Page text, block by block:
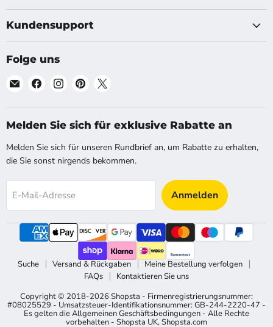
Kundensupport
Folge uns
Finde
auf
E-
Finde
auf
Facebook
Finde
auf
Instagram
Finde
auf
Pinterest
auf
X
Melden Sie sich für exklusive Rabatte an
Melden Sie sich für unseren Rundbrief an, um Rabatte zu erhalten,
die Sie sonst nirgends bekommen.
E-Mail-Adresse Anmelden
Suche Versand & Rückgaben
Meine Bestellung verfolgen
FAQs
Kontaktieren Sie uns
Copyright © 2018-2026 Shopsta - Firmenregistrierungsnummer:
#08025529 - Umsatzsteuer-Identifikationsnummer: GB-244-2220-47 -
Es gelten die Allgemeinen Geschäftsbedingungen - Alle Rechte
vorbehalten - Shopsta UK,Shopsta.com